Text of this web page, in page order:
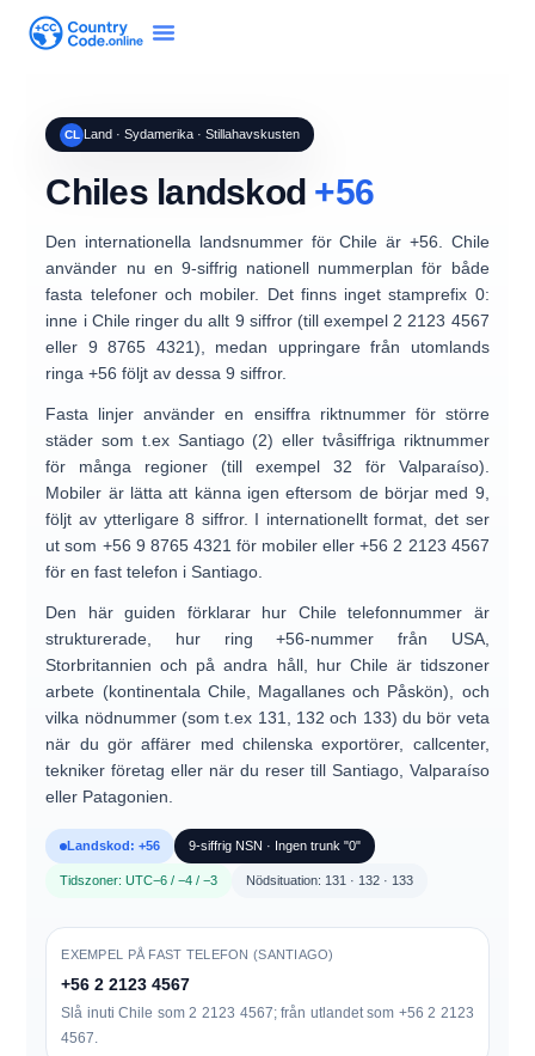
CL Land · Sydamerika · Stillahavskusten
Chiles landskod +56
Den internationella landsnummer förChile är +56 . Chile
använder nu en 9-siffrig nationell nummerplan för både
fasta telefoner och mobiler. Det finns inget stamprefix 0:
inne i Chile ringer du allt 9 siffror(till exempel 2 2123 4567
eller 9 8765 4321), medan uppringare från utomlands
ringa+56 följt av dessa 9 siffror.
Fasta linjer använder en ensiffra riktnummerför större
städer som t.ex Santiago (2) eller tvåsiffriga riktnummer
för många regioner (till exempel 32 för Valparaíso).
Mobiler är lätta att känna igen eftersom de börjar med 9
följt av ytterligare 8 siffror. I internationellt format, det ser
ut som +56 9 8765 4321 för mobiler eller+56 2 2123 4567
för en fast telefon i Santiago.
Den här guiden förklarar hur Chile telefonnummer är
strukturerade, hur ring +56-nummer från USA,
Storbritannien och på andra håll, hur Chile är tidszoner
arbete (kontinentala Chile, Magallanes och Påskön), och
vilka nödnummer(som t.ex 131 132 och 133) du bör veta
när du gör affärer med chilenska exportörer, callcenter,
tekniker företag eller när du reser till Santiago, Valparaíso
eller Patagonien.
Landskod: +56 9-siffrig NSN · Ingen trunk "0"
Tidszoner: UTC−6 / −4 / −3 Nödsituation: 131 · 132 · 133
EXEMPEL PÅ FAST TELEFON (SANTIAGO)
+56 2 2123 4567
Slå inuti Chile som2 2123 4567; från utlandet som +56 2 2123
4567.